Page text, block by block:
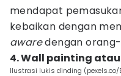
mendapat
kebaikan dengan
awaredengan
4. Wall painting
Ilustrasi lukis dinding (pexels.co/